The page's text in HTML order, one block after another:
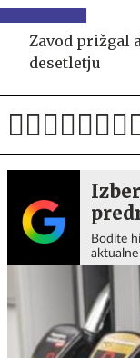
Zavod prižgal
desetletju
Bodite